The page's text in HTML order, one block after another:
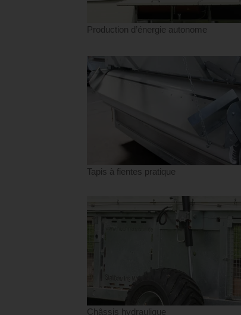
Production d’énergie autonome
Tapis à fientes pratique
Châssis hydraulique